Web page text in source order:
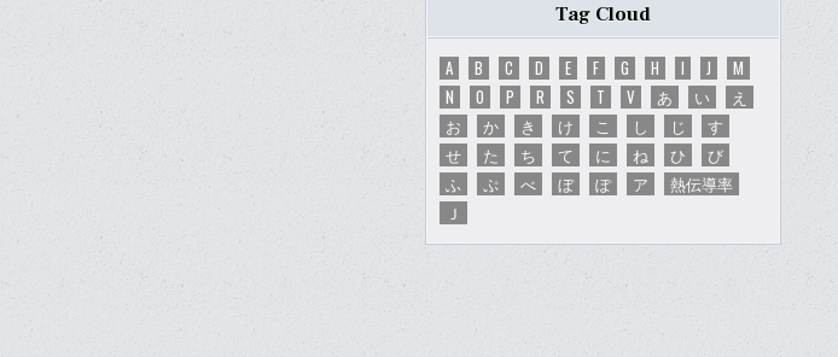
Tag Cloud
A B C D E F G H I J
M
N
O P R S T V あ い
え
お
か き け こ し じ
す
せ
た ち て に ね ひ
び
ふ
ぷ べ ぼ ぽ ア
熱伝導率
Ｊ